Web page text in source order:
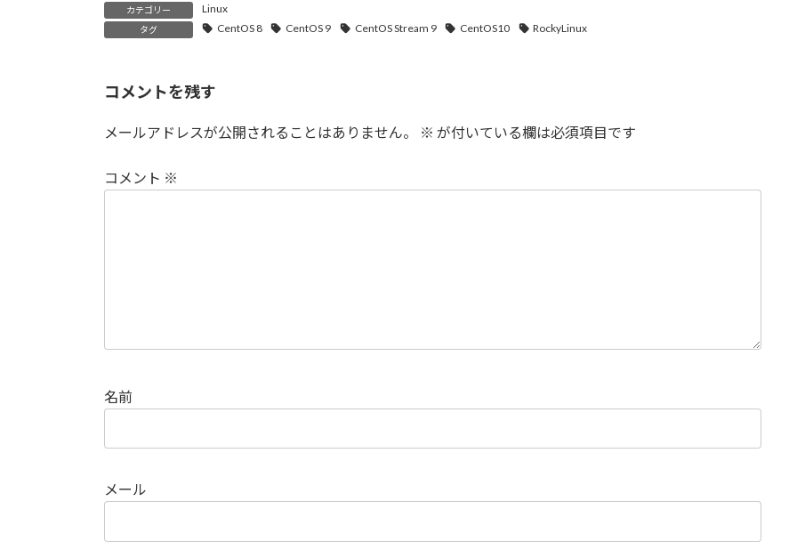
カテゴリー Linux
タグ CentOS 8 CentOS 9 CentOS Stream 9 CentOS10 RockyLinux
コメントを残す
メールアドレスが公開されることはありません。 ※ が付いている欄は必須項目です
コメント ※
名前
メール